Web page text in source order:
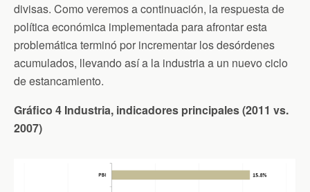
divisas. Como veremos a continuación, la respuesta de
política económica implementada para afrontar esta
problemática terminó por incrementar los desórdenes
acumulados, llevando así a la industria a un nuevo ciclo
de estancamiento.
Gráfico 4 Industria, indicadores principales (2011 vs.
2007)